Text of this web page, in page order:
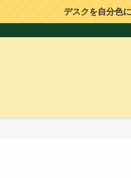
デスクを自分色